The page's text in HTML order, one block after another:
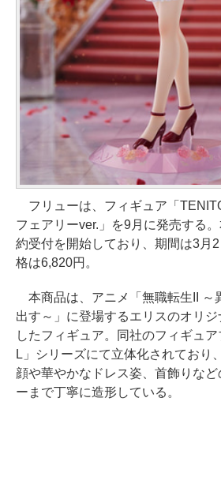
フリューは、フィギュア「
フェアリーver.」を9月に発売する
約受付を開始しており、期間は3月
格は6,820円。
本商品は、アニメ「無職転生II ～
出す～」に登場するエリスのオリ
したフィギュア。同社のフィギュ
L」シリーズにて立体化されており
顔や華やかなドレス姿、首飾りなど
ーまで丁寧に造形している。